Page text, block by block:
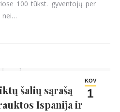
100 tūkst. gyventojų per
nei…
KOV
1
šalių sąrašą
Ispanija ir